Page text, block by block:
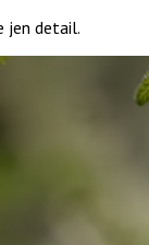
jen detail.